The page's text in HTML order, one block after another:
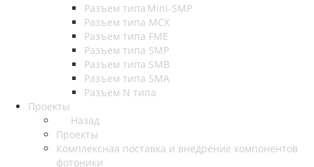
Разъем типа Mini-SMP
Разъем типа MCX
Разъем типа FME
Разъем типа SMP
Разъем типа SMB
Разъем типа SMA
Разъем N типа
Проекты
Назад
Проекты
Комплексная поставка и внедрение компонентов
фотоники